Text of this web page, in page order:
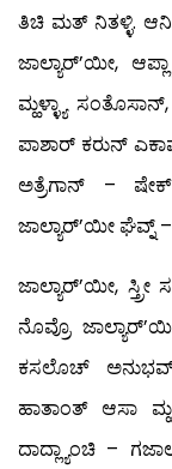
ತಿಚಿ ಮತ್ ನಿತಳ್ಳಿ. ಆನಿ
ಜಾಲ್ಯಾರ್’ಯೀ,
ಮ್ಹಳ್ಳ್ಯಾ
ಪಾಶಾರ್ ಕರುನ್
ಅತ್ರೆಗಾನ್ –
ಜಾಲ್ಯಾರ್’ಯೀ ಘೆವ್ನ್
ಜಾಲ್ಯಾರ್’ಯೀ,
ನೊವ್ರೊ
ಕಸಲೊಚ್ ಅನುಭವ್
ಹಾತಾಂತ್ ಆಸಾ
ದಾದ್ಲ್ಯಾಂಚಿ –